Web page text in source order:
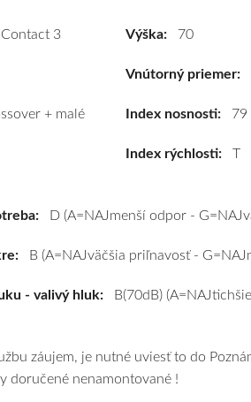
70
výhodnú
3
+ malé
Výška:70
Vnútorný priemer:
Index nosnosti:79
Index rýchlosti:T
D (A=NAJmenší odpor -
B (A=NAJväčšia priľnavosť -
- valivý hluk: B(70dB)
záujem, je nutné uviesť to do
doručené nenamontované !